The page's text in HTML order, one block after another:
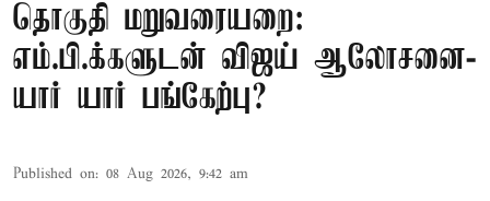
தொகுதி மறுவரையறை:
எம்.பி.க்களுடன் விஜய் ஆலோசனை-
யார் யார் பங்கேற்பு?
Published on: 08 Aug 2026, 9:42 am